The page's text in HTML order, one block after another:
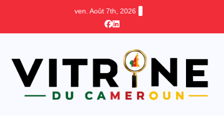
ven. Août 7th, 2026